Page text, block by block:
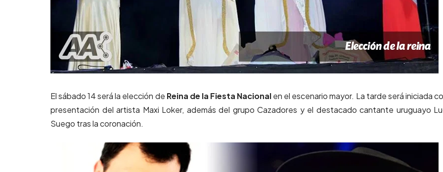
El sábado 14 será la elección de Reina de la Fiesta Nacionalen el escenario mayor. La tarde será iniciada
presentación del artista Maxi Loker, además del grupo Cazadores y el destacado cantante uruguayo
Suego tras la coronación.